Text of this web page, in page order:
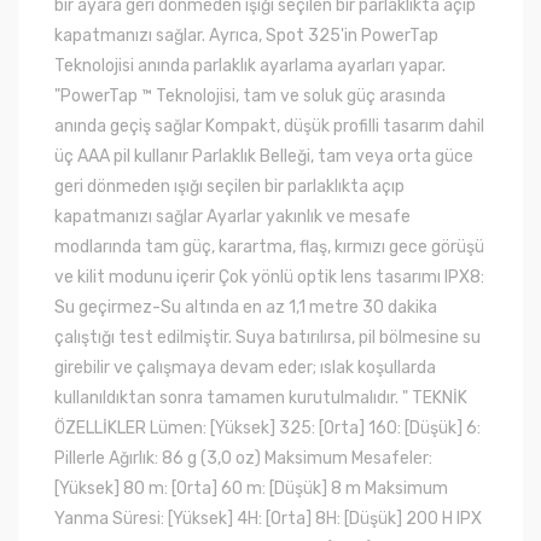
bir ayara geri dönmeden ışığı seçilen bir parlaklıkta açıp
kapatmanızı sağlar. Ayrıca, Spot 325'in PowerTap
Teknolojisi anında parlaklık ayarlama ayarları yapar.
"PowerTap ™ Teknolojisi, tam ve soluk güç arasında
anında geçiş sağlar Kompakt, düşük profilli tasarım dahil
üç AAA pil kullanır Parlaklık Belleği, tam veya orta güce
geri dönmeden ışığı seçilen bir parlaklıkta açıp
kapatmanızı sağlar Ayarlar yakınlık ve mesafe
modlarında tam güç, karartma, flaş, kırmızı gece görüşü
ve kilit modunu içerir Çok yönlü optik lens tasarımı IPX8:
Su geçirmez-Su altında en az 1,1 metre 30 dakika
çalıştığı test edilmiştir. Suya batırılırsa, pil bölmesine su
girebilir ve çalışmaya devam eder; ıslak koşullarda
kullanıldıktan sonra tamamen kurutulmalıdır. " TEKNİK
ÖZELLİKLER Lümen: [Yüksek] 325: [Orta] 160: [Düşük] 6:
Pillerle Ağırlık: 86 g (3,0 oz) Maksimum Mesafeler:
[Yüksek] 80 m: [Orta] 60 m: [Düşük] 8 m Maksimum
Yanma Süresi: [Yüksek] 4H: [Orta] 8H: [Düşük] 200 H IPX